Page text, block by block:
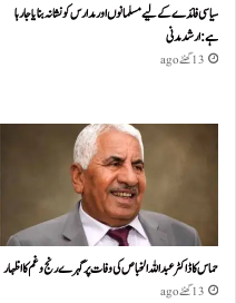
سیاسی فائدے کے لیے مسلمانوں اور مدارس کو نشانہ بنایا جا رہا
ہے: ارشد مدنی
13 گھنٹے ago
حماس کا ڈاکٹر عبداللہ الخباص کی وفات پر گہرے رنج وغم کااظہار
13 گھنٹے ago